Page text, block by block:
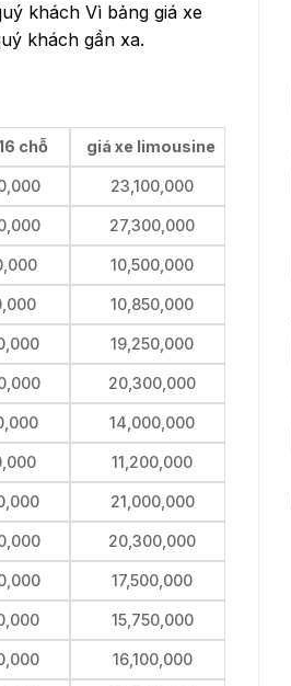
khách Vì bảng giá xe
khách gần xa.
chỗ giá xe limousine
23,100,000
27,300,000
10,500,000
10,850,000
19,250,000
20,300,000
14,000,000
11,200,000
21,000,000
20,300,000
17,500,000
15,750,000
16,100,000